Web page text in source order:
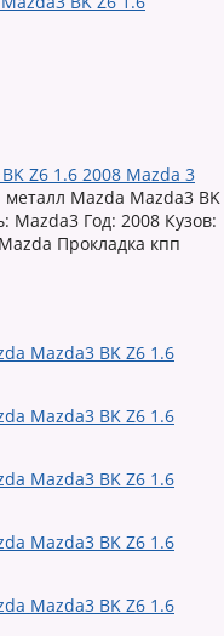
Z6 1.6 2008 Mazda 3
Mazda Mazda3 BK
Mazda3 Год: 2008 Кузов:
Прокладка кпп